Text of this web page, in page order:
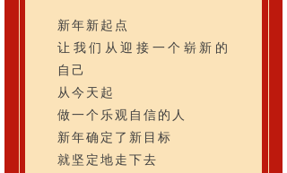
新年新起点
让我们从迎接一个崭新的
自己
从今天起
做一个乐观自信的人
新年确定了新目标
就坚定地走下去